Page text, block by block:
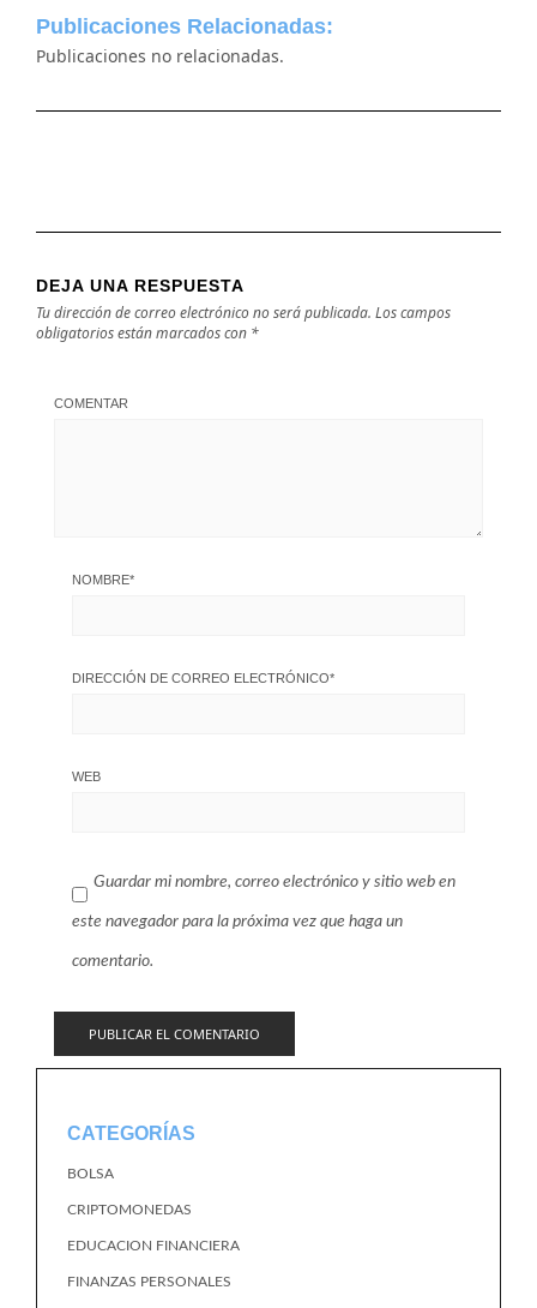
Publicaciones Relacionadas:
Publicaciones no relacionadas.
DEJA UNA RESPUESTA
Tu dirección de correo electrónico no será publicada. Los campos
obligatorios están marcados con *
COMENTAR
NOMBRE*
DIRECCIÓN DE CORREO ELECTRÓNICO*
WEB
Guardar mi nombre, correo electrónico y sitio web en
este navegador para la próxima vez que haga un
comentario.
CATEGORÍAS
BOLSA
CRIPTOMONEDAS
EDUCACION FINANCIERA
FINANZAS PERSONALES